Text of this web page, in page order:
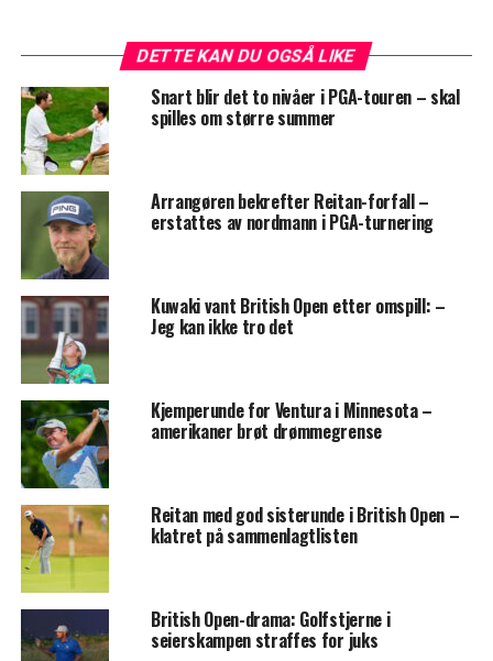
DETTE KAN DU OGSÅ LIKE
Snart blir det to nivåer i PGA-touren – skal
spilles om større summer
Arrangøren bekrefter Reitan-forfall –
erstattes av nordmann i PGA-turnering
Kuwaki vant British Open etter omspill: –
Jeg kan ikke tro det
Kjemperunde for Ventura i Minnesota –
amerikaner brøt drømmegrense
Reitan med god sisterunde i British Open –
klatret på sammenlagtlisten
British Open-drama: Golfstjerne i
seierskampen straffes for juks